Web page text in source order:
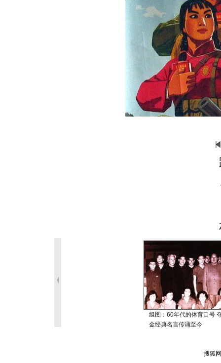
组图：60年代的体育口号
金经典名言传诵至今